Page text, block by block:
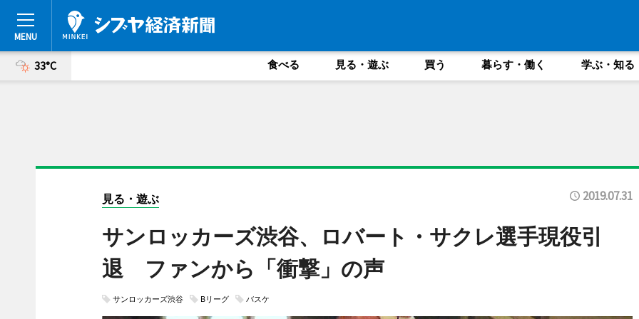
33°C 食べる 見る・遊ぶ 買う 暮らす・働く 学ぶ・知る
見る・遊ぶ 2019.07.31
サンロッカーズ渋谷、ロバート・サクレ選手現役引
退 ファンから「衝撃」の声
サンロッカーズ渋谷 Bリーグ バスケ